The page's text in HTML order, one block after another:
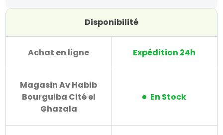
Disponibilité
Achat en ligne Expédition 24h
Magasin Av Habib
Bourguiba Cité el
Ghazala
En Stock